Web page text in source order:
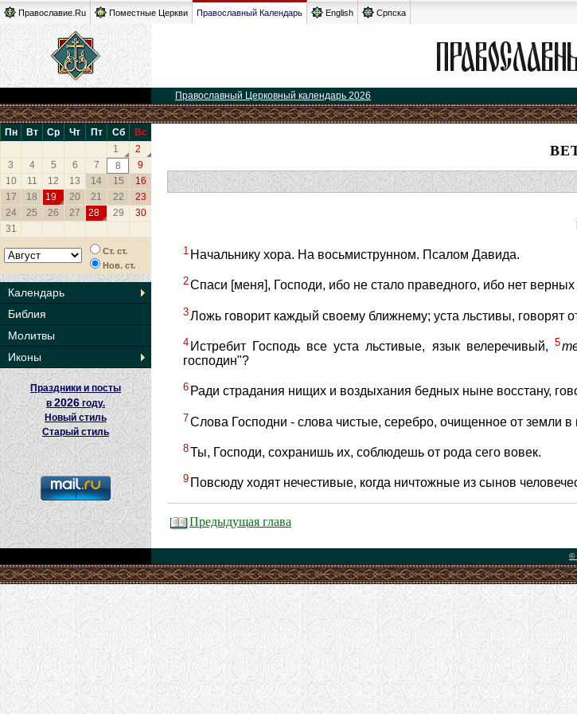
Православие.Ru Поместные Церкви Православный Календарь English Српска
Православный Церковный календарь 2026
Пн Вт Ср Чт Пт Сб
Вс
1
2
3
4 5 6 7 8
9
10
11 12 13 14 15
16
17
18 19 20 21 22
23
24
25 26 27 28 29
30
31
Ст. ст.
Нов. ст.
Календарь
Библия
Молитвы
Иконы
Праздники и посты
в2026 году.
Новый стиль
Старый стиль
1 Начальнику хора. На восьмиструнном. Псалом Давида.
2Спаси [меня], Господи, ибо не стало праведного, ибо нет
3Ложь говорит каждый своему ближнему; уста льстивы, говорят
4 Истребит Господь все уста льстивые, язык велеречивый, 5
господин"?
6 Ради страдания нищих и воздыхания бедных ныне восстану,
7Слова Господни - слова чистые, серебро, очищенное от земли
8Ты, Господи, сохранишь их, соблюдешь от рода сего вовек.
9 Повсюду ходят нечестивые, когда ничтожные из сынов
Предыдущая глава
©